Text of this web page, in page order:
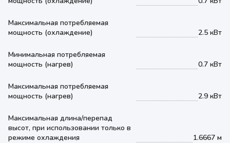
Максимальная потребляемая
мощность (охлаждение)
2.5 кВт
Минимальная потребляемая
мощность (нагрев)
0.7 кВт
Максимальная потребляемая
мощность (нагрев)
2.9 кВт
Максимальная длина/перепад
высот, при использовании только в
режиме охлаждения
1.6667 м